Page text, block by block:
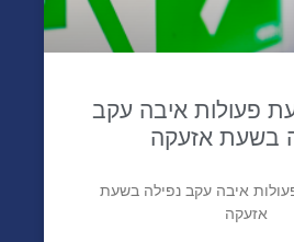
פעולות איבה עקב
בשעת אזעקה
איבה עקב נפילה בשעת
אזעקה